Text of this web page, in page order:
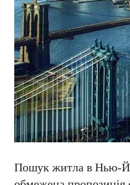
Пошук житла в Нью-